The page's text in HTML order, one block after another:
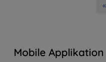
«
Mobile Applikation